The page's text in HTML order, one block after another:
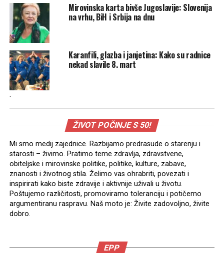
Mirovinska karta bivše Jugoslavije: Slovenija
na vrhu, BiH i Srbija na dnu
Karanfili, glazba i janjetina: Kako su radnice
nekad slavile 8. mart
.
ŽIVOT POČINJE S 50!
Mi smo medij zajednice. Razbijamo predrasude o starenju i
starosti – živimo. Pratimo teme zdravlja, zdravstvene,
obiteljske i mirovinske politike, politike, kulture, zabave,
znanosti i životnog stila. Želimo vas ohrabriti, povezati i
inspirirati kako biste zdravije i aktivnije uživali u životu.
Poštujemo različitosti, promoviramo toleranciju i potičemo
argumentiranu raspravu. Naš moto je: Živite zadovoljno, živite
dobro.
EPP